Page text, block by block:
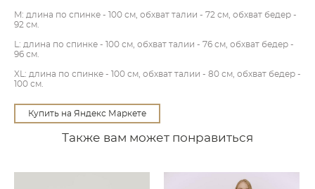
M: длина по спинке - 100 см, обхват талии - 72 см, обхват бедер -
92 см.
L: длина по спинке - 100 см, обхват талии - 76 см, обхват бедер -
96 см.
XL: длина по спинке - 100 см, обхват талии - 80 см, обхват бедер -
100 см.
Купить на Яндекс Маркете
Также вам может понравиться